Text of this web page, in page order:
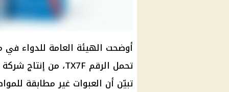
أوضحت الهيئة العامة للدواء
تبيّن أن العبوات غير مطابقة